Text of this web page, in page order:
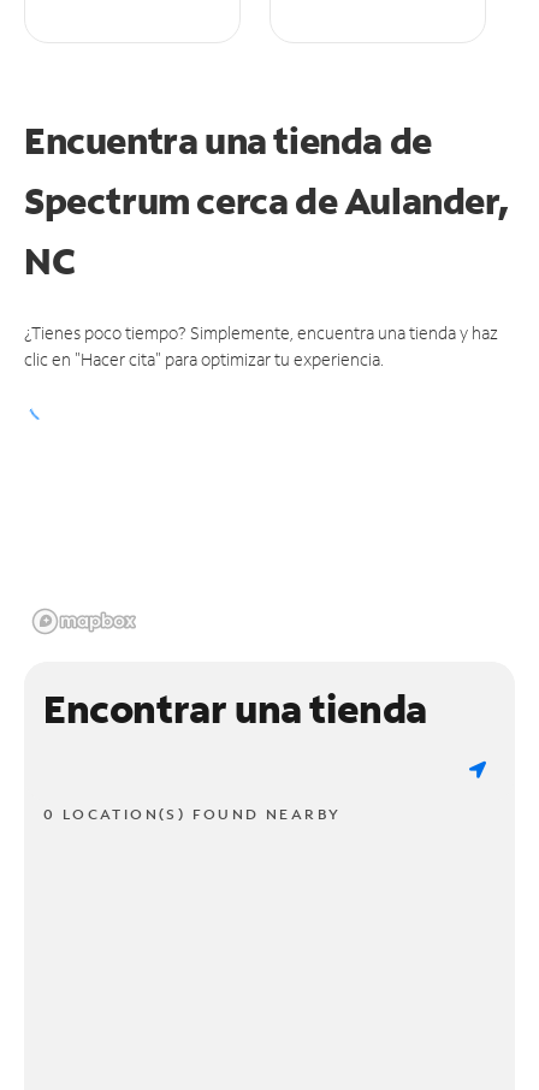
Encuentra una tienda de
Spectrumcerca de Aulander,
NC
¿Tienes poco tiempo? Simplemente, encuentra una tienda y haz
clic en "Hacer cita" para optimizar tu experiencia.
Encontrar una tienda
0 LOCATION(S) FOUND NEARBY